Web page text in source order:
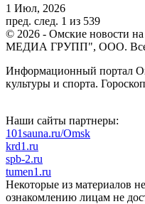
1 Июл, 2026
пред. след. 1 из 539
© 2026 - Омские новости
МЕДИА ГРУПП", ООО. Все
Информационный портал
культуры и спорта.
Наши сайты партнеры:
101sauna.ru/Omsk
krd1.ru
spb-2.ru
tumen1.ru
Некоторые из материалов
ознакомлению лицам не